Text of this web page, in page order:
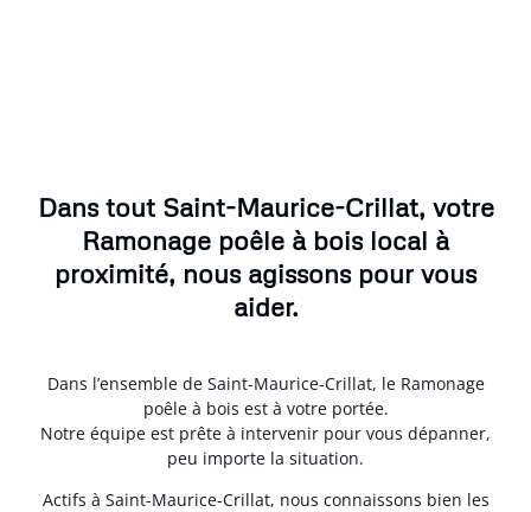
Dans tout Saint-Maurice-Crillat, votre
Ramonage poêle à bois local à
proximité, nous agissons pour vous
aider.
Dans l’ensemble de Saint-Maurice-Crillat, le Ramonage
poêle à bois est à votre portée.
Notre équipe est prête à intervenir pour vous dépanner,
peu importe la situation.
Actifs à Saint-Maurice-Crillat, nous connaissons bien les